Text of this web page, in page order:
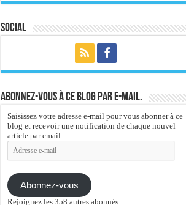
Social
Abonnez-vous à ce blog par e-mail.
Saisissez votre adresse e-mail pour vous abonner à ce
blog et recevoir une notification de chaque nouvel
article par email.
Adresse
Abonnez-vous
Rejoignez les 358 autres abonnés